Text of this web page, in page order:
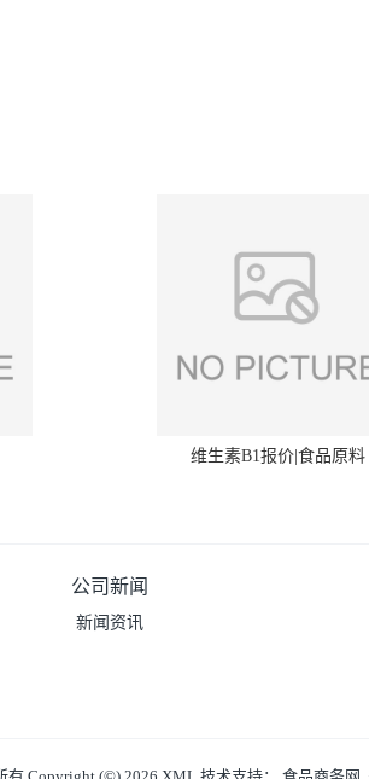
维生素B1报价|食品原料
公司新闻
新闻资讯